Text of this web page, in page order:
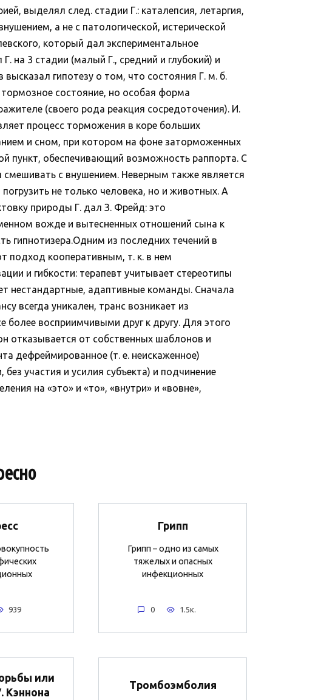
выделял след. стадии Г.: каталепсия, летаргия,
а не с патологической, истерической
который дал экспериментальное
на 3 стадии (малый Г., средний и глубокий) и
гипотезу о том, что состояния Г. м. б.
состояние, но особая форма
(своего рода реакция сосредоточения). И.
процесс торможения в коре больших
и сном, при котором на фоне заторможенных
пункт, обеспечивающий возможность раппорта. С
смешивать с внушением. Неверным также является
не только человека, но и животных. А
природы Г. дал З. Фрейд: это
вожде и вытесненных отношений сына к
гипнотизера.Одним из последних течений в
подход кооперативным, т. к. в нем
и гибкости: терапевт учитывает стереотипы
нестандартные, адаптивные команды. Сначала
всегда уникален, транс возникает из
восприимчивыми друг к другу. Для этого
отказывается от собственных шаблонов и
дефреймированное (т. е. неискаженное)
участия и усилия субъекта) и подчинение
на «это» и «то», «внутри» и «вовне»,
939
Грипп
Грипп – одно из самых
тяжелых и опасных
инфекционных
0 1.5к.
или
Кэннона
Тромбоэмболия